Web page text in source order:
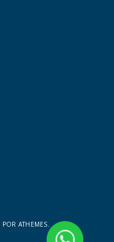
POR ATHEMES.